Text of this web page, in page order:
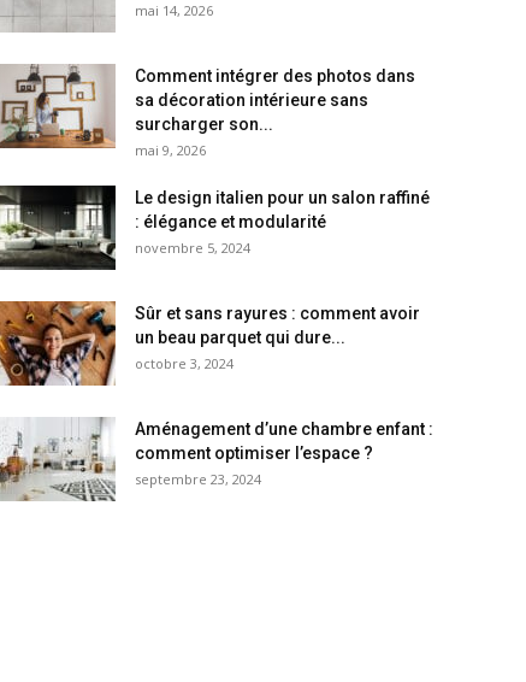
mai 14, 2026
Comment intégrer des photos dans
sa décoration intérieure sans
surcharger son...
mai 9, 2026
Le design italien pour un salon raffiné
: élégance et modularité
novembre 5, 2024
Sûr et sans rayures : comment avoir
un beau parquet qui dure...
octobre 3, 2024
Aménagement d’une chambre enfant :
comment optimiser l’espace ?
septembre 23, 2024